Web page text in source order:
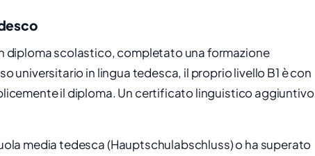
diploma scolastico, completato una formazione
universitario in lingua tedesca, il proprio livello B1 è con
il diploma. Un certificato linguistico aggiuntivo
media tedesca (Hauptschulabschluss) o ha superato